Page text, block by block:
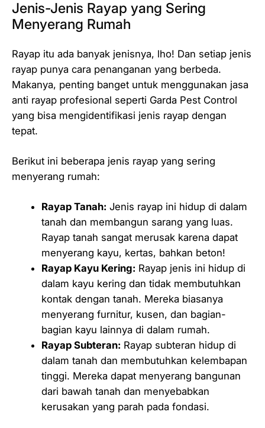
Jenis-Jenis Rayap yang Sering
Menyerang Rumah
Rayap itu ada banyak jenisnya, lho! Dan setiap jenis
rayap punya cara penanganan yang berbeda.
Makanya, penting banget untuk menggunakan jasa
anti rayap profesional seperti Garda Pest Control
yang bisa mengidentifikasi jenis rayap dengan
tepat.
Berikut ini beberapa jenis rayap yang sering
menyerang rumah:
Rayap Tanah: Jenis rayap ini hidup di dalam
tanah dan membangun sarang yang luas.
Rayap tanah sangat merusak karena dapat
menyerang kayu, kertas, bahkan beton!
Rayap Kayu Kering: Rayap jenis ini hidup di
dalam kayu kering dan tidak membutuhkan
kontak dengan tanah. Mereka biasanya
menyerang furnitur, kusen, dan bagian-
bagian kayu lainnya di dalam rumah.
Rayap Subteran: Rayap subteran hidup di
dalam tanah dan membutuhkan kelembapan
tinggi. Mereka dapat menyerang bangunan
dari bawah tanah dan menyebabkan
kerusakan yang parah pada fondasi.